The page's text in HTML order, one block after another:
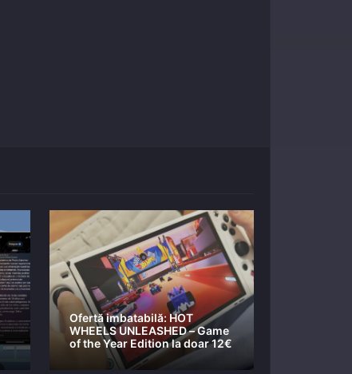
Ofertă imbatabilă: HOT
WHEELS UNLEASHED – Game
of the Year Edition la doar 12€